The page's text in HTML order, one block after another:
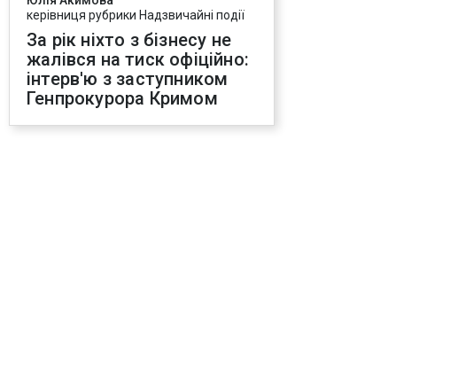
керівниця рубрики Надзвичайні події
За рік ніхто з бізнесу не
жалівся на тиск офіційно:
інтерв'ю з заступником
Генпрокурора Кримом